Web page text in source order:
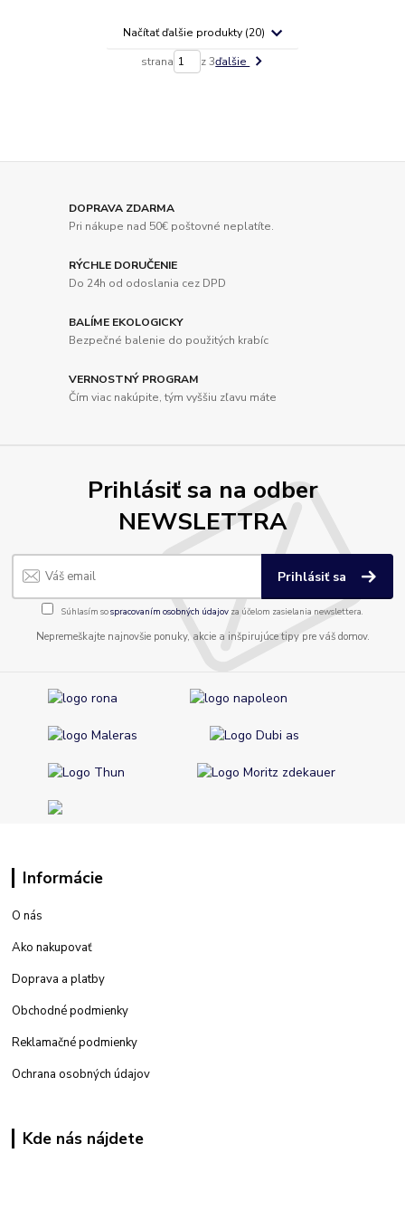
Načítať ďalšie produkty (20)
strana z 3ďalšie
DOPRAVA ZDARMA
Pri nákupe nad 50€ poštovné neplatíte.
RÝCHLE DORUČENIE
Do 24h od odoslania cez DPD
BALÍME EKOLOGICKY
Bezpečné balenie do použitých krabíc
VERNOSTNÝ PROGRAM
Čím viac nakúpite, tým vyššiu zľavu máte
Prihlásiť sa na odber
NEWSLETTRA
Prihlásiť sa
Súhlasím sospracovaním osobných údajov za účelom zasielania newslettera.
Nepremeškajte najnovšie ponuky, akcie a inšpirujúce tipy pre váš domov.
Informácie
O nás
Ako nakupovať
Doprava a platby
Obchodné podmienky
Reklamačné podmienky
Ochrana osobných údajov
Kde nás nájdete